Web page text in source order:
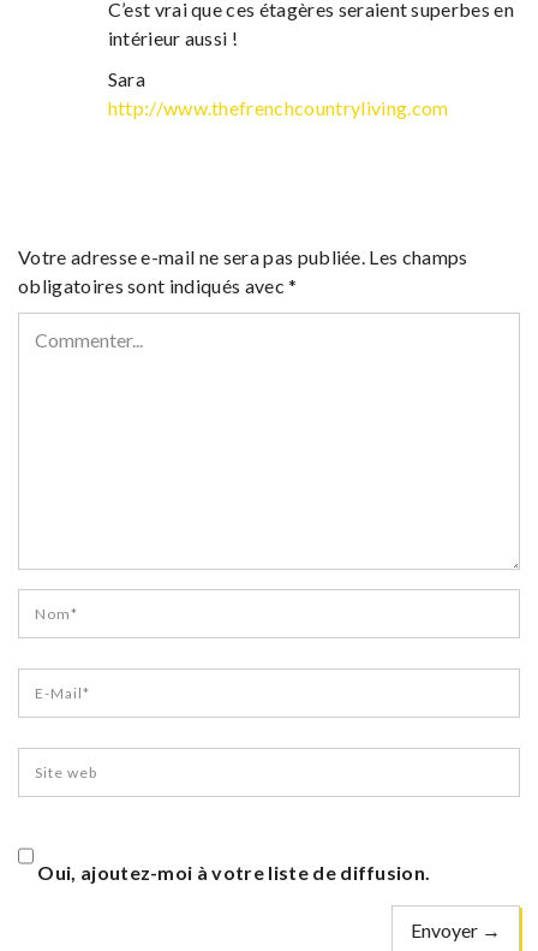
C’est vrai que ces étagères seraient superbes en
intérieur aussi !
Sara
http://www.thefrenchcountryliving.com
Votre adresse e-mail ne sera pas publiée. Les champs
obligatoires sont indiqués avec*
Oui, ajoutez-moi à votre liste de diffusion.